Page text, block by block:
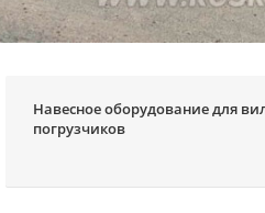
Навесное оборудование для
погрузчиков